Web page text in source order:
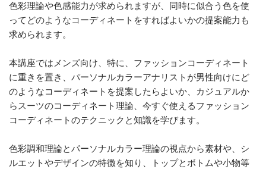
イベント・レポート
よくある質問
お問い合わせ
色彩理論や色感能力が求められますが、同時に似合う色を使
ってどのようなコーディネートをすればよいかの提案能力も
求められます。
本講座ではメンズ向け、特に、ファッションコーディネート
に重きを置き、パーソナルカラーアナリストが男性向けにど
のようなコーディネートを提案したらよいか、カジュアルか
らスーツのコーディネート理論、今すぐ使えるファッション
コーディネートのテクニックと知識を学びます。
色彩調和理論とパーソナルカラー理論の視点から素材や、シ
ルエットやデザインの特徴を知り、トップとボトムや小物等